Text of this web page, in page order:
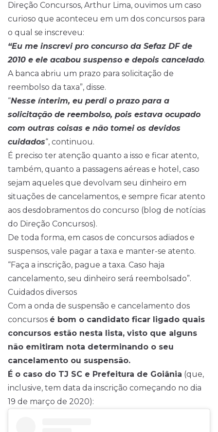
Direção Concursos, Arthur Lima, ouvimos um caso
curioso que aconteceu em um dos concursos para
o qual se inscreveu:
“Eu me inscrevi pro concurso da Sefaz DF de
2010 e ele acabou suspenso e depois cancelado.
A banca abriu um prazo para solicitação de
reembolso da taxa”, disse.
“Nesse ínterim, eu perdi o prazo para a
solicitação de reembolso, pois estava ocupado
com outras coisas e não tomei os devidos
cuidados“, continuou.
É preciso ter atenção quanto a isso e ficar atento,
também, quanto a passagens aéreas e hotel, caso
sejam aqueles que devolvam seu dinheiro em
situações de cancelamentos, e sempre ficar atento
aos desdobramentos do concurso (blog de notícias
do Direção Concursos).
De toda forma, em casos de concursos adiados e
suspensos, vale pagar a taxa e manter-se atento.
“Faça a inscrição, pague a taxa. Caso haja
cancelamento, seu dinheiro será reembolsado”.
Cuidados diversos
Com a onda de suspensão e cancelamento dos
concursos é bom o candidato ficar ligado quais
concursos estão nesta lista, visto que alguns
não emitiram nota determinando o seu
cancelamento ou suspensão.
É o caso do TJ SC e Prefeitura de Goiânia (que,
inclusive, tem data da inscrição começando no dia
19 de março de 2020):